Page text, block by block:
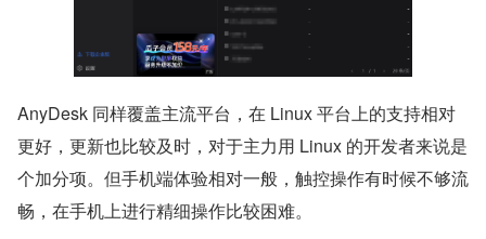
AnyDesk 同样覆盖主流平台，在 Linux 平台上的支持相对
更好，更新也比较及时，对于主力用 Linux 的开发者来说是
个加分项。但手机端体验相对一般，触控操作有时候不够流
畅，在手机上进行精细操作比较困难。